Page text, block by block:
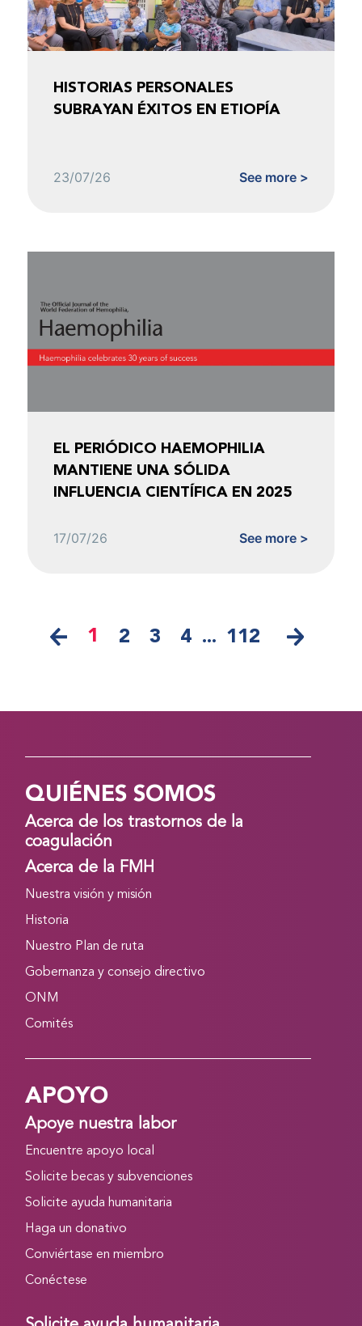
HISTORIAS PERSONALES
SUBRAYAN ÉXITOS EN ETIOPÍA
23/07/26 See more >
EL PERIÓDICO HAEMOPHILIA
MANTIENE UNA SÓLIDA
INFLUENCIA CIENTÍFICA EN 2025
17/07/26 See more >
1 2 3 4 ... 112
QUIÉNES SOMOS
Acerca de los trastornos de la
coagulación
Acerca de la FMH
Nuestra visión y misión
Historia
Nuestro Plan de ruta
Gobernanza y consejo directivo
ONM
Comités
APOYO
Apoye nuestra labor
Encuentre apoyo local
Solicite becas y subvenciones
Solicite ayuda humanitaria
Haga un donativo
Conviértase en miembro
Conéctese